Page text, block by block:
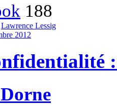
188
Lawrence Lessig
2012